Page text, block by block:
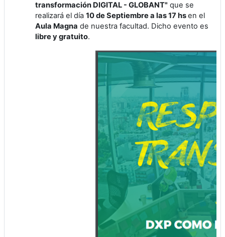
transformación DIGITAL - GLOBANT" que se
realizará el día 10 de Septiembre a las 17 hsen el
Aula Magna de nuestra facultad. Dicho evento es
libre y gratuito.